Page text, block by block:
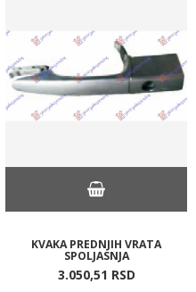
KVAKA PREDNJIH VRATA
SPOLJASNJA
3.050,51 RSD